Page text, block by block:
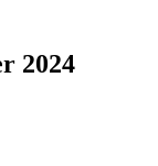
2024